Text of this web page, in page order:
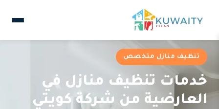
تنظيف منازل متخصص
خدمات تنظيف منازل في
العارضية من شركة كويتي